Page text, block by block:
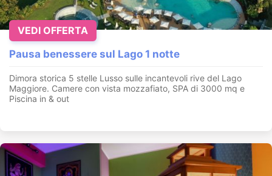
Pausa benessere sul Lago 1 notte
Dimora storica 5 stelle Lusso sulle incantevoli rive del Lago
Maggiore. Camere con vista mozzafiato, SPA di 3000 mq e
Piscina in & out
VEDI OFFERTA